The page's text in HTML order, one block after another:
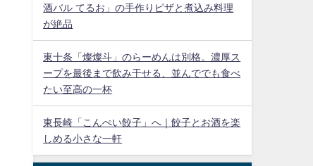
酒バル てるお」の手作りピザと煮込み料理
が絶品
東十条「燦燦斗」のらーめんは別格。濃厚ス
ープを最後まで飲み干せる、並んででも食べ
たい至高の一杯
東長崎「こんぺい餃子」へ｜餃子とお酒を楽
しめる小さな一軒